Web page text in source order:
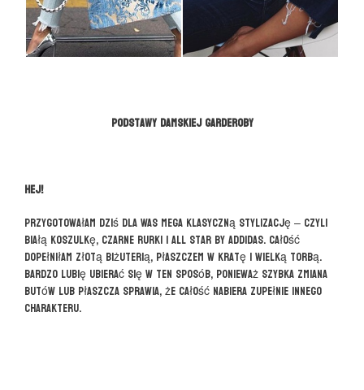
Podstawy damskiej garderoby
Hej!
Przygotowałam dziś dla Was mega klasyczną stylizację – czyli
białą koszulkę, czarne rurki i all star by addidas. Całość
dopełniłam złotą biżuterią, płaszczem w kratę i wielką torbą.
Bardzo lubię ubierać się w ten sposób, ponieważ szybka zmiana
butów lub płaszcza sprawia, że całość nabiera zupełnie innego
charakteru.